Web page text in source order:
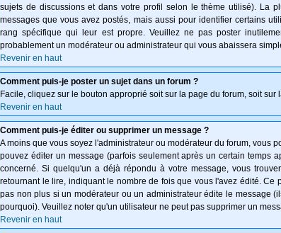
sujets de discussions et dans votre profil selon le thème utilisé). La
messages que vous avez postés, mais aussi pour identifier certains
rang spécifique qui leur est propre. Veuillez ne pas poster
probablement un modérateur ou administrateur qui vous abaissera
Revenir en haut
Comment puis-je poster un sujet dans un forum ?
Facile, cliquez sur le bouton approprié soit sur la page du forum, soit sur
Revenir en haut
Comment puis-je éditer ou supprimer un message ?
A moins que vous soyez l'administrateur ou modérateur du forum, vous
pouvez éditer un message (parfois seulement après un certain temps
concerné. Si quelqu'un a déjà répondu à votre message, vous
retournant le lire, indiquant le nombre de fois que vous l'avez édité.
pas non plus si un modérateur ou un administrateur édite le message
pourquoi). Veuillez noter qu'un utilisateur ne peut pas supprimer un
Revenir en haut